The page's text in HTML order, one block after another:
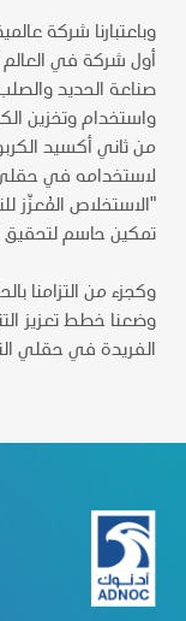
وباعتبارنا شركة
أول شركة في
صناعة الحديد
من ثاني أكسيد
لاستخدامه في حقلي
"الاستخلاص المُعزّز
تمكين حاسم لتحقيق
وكجزء من التزامنا
وضعنا خطط تعزيز
الفريدة في حقلي